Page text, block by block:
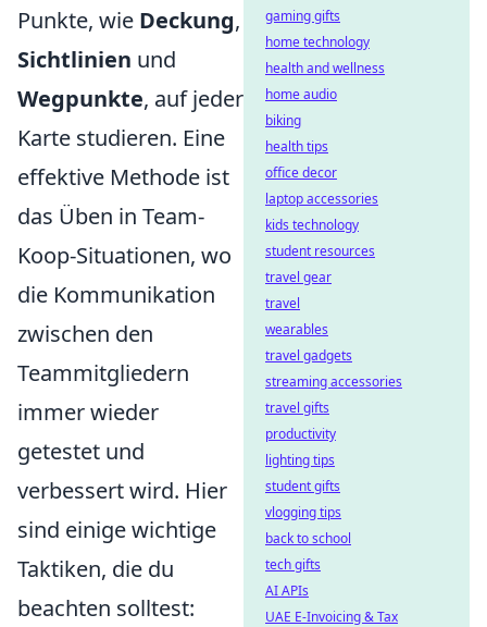
Punkte, wie Deckung,
Sichtlinien und
Wegpunkte, auf jeder
Karte studieren. Eine
effektive Methode ist
das Üben in Team-
Koop-Situationen, wo
die Kommunikation
zwischen den
Teammitgliedern
immer wieder
getestet und
verbessert wird. Hier
sind einige wichtige
Taktiken, die du
beachten solltest:
gaming gifts
home technology
health and wellness
home audio
biking
health tips
office decor
laptop accessories
kids technology
student resources
travel gear
travel
wearables
travel gadgets
streaming accessories
travel gifts
productivity
lighting tips
student gifts
vlogging tips
back to school
tech gifts
AI APIs
UAE E-Invoicing & Tax